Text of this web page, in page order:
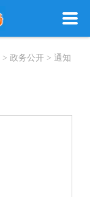
> 政务公开 > 通知